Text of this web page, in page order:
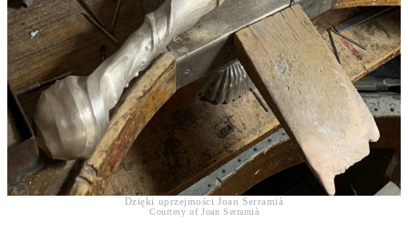
Dzięki uprzejmości Joan Serramià
Courtesy of Joan Serramià